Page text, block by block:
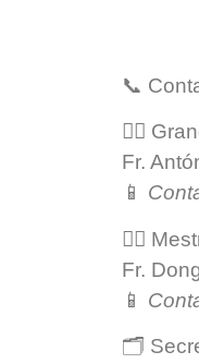
📞
👨‍⚖️
Fr.
📱
🧙‍♂️
Fr.
📱
🗂️